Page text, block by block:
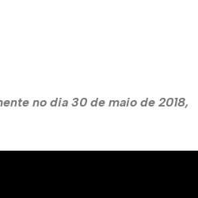
no dia 30 de maio de 2018,